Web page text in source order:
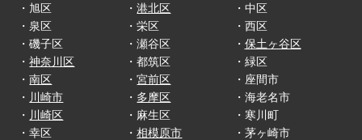
・旭区
・泉区
・磯子区
・神奈川区
・港北区
・栄区
・瀬谷区
・都筑区
・中区
・西区
・ 保土ヶ谷区
・緑区
・南区
・ 川崎市
・ 川崎区
・幸区
・宮前区
・ 多摩区
・麻生区
・相模原市
・座間市
・海老名市
・寒川町
・茅ヶ崎市